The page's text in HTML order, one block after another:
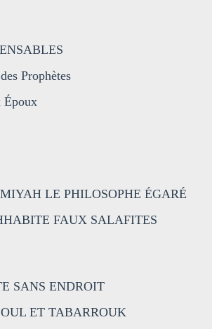
Prophètes
Époux
LE PHILOSOPHE ÉGARÉ
FAUX SALAFITES
SANS ENDROIT
ET TABARROUK